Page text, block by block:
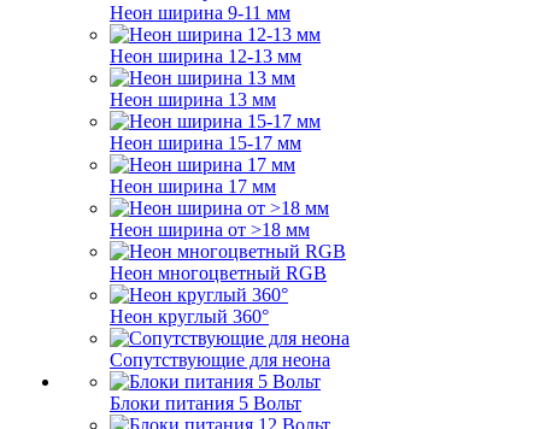
Неон ширина 9-11 мм
Неон ширина 12-13 мм
Неон ширина 13 мм
Неон ширина 15-17 мм
Неон ширина 17 мм
Неон ширина от >18 мм
Неон многоцветный RGB
Неон круглый 360°
Сопутствующие для неона
Блоки питания 5 Вольт